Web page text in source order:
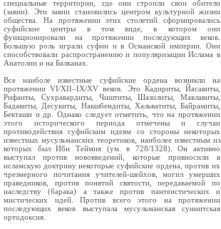
специальные территории, где они строили свои обители
(завии). Эти завии становились центром культурной жизни
общества. На протяжении этих столетий сформировались
суфийские центры в том виде, в котором они
функционировали на протяжении последующих веков.
Большую роль играли суфии и в Османской империи. Они
способствовали распространению и популяризации Ислама в
Анатолии и на Балканах.
Все наиболе известные суфийские ордена возникли на
протяжении VI/XII–IX/XV веков. Это Кадириты, Йасавиты,
Рифаиты, Сухравардиты, Чиштиты, Шазилиты, Мавлавиты,
Бадавиты, Десукиты, Накшбендиты, Хальватиты, Байрамиты,
Бекташи и др. Однако следует отметить, что на протяжении
этого исторического периода отмечены и случаи
противодействия суфийским идеям со стороны некоторых
известных мусульманских теоретиков, наиболее известным из
которых был Ибн Теймия (ум. в 728/1328). Он активно
выступал против нововведений, которые привносили в
исламскую доктрину некоторые суфийские ордена, против их
чрезмерного почитания учителей-шейхов, могил умерших
праведников, против понятий святости, передаваемой по
наследству (барака) а также против пантеистических и
мистических идей. Против всего этого на протяжении
последующих веков выступала мусульманская суннитская
ортодоксия.